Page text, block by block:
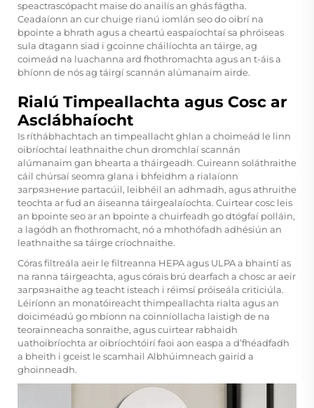
speactrascópacht maise do anailís an ghás fágtha.
Ceadaíonn an cur chuige rianú iomlán seo do oibrí na
bpointe a bhrath agus a cheartú easpaíochtaí sa phróiseas
sula dtagann siad i gcoinne cháilíochta an táirge, ag
coimeád na luachanna ard fhothromachta agus an t-áis a
bhíonn de nós ag táirgí scannán alúmanaim airde.
Rialú Timpeallachta agus Cosc ar
Asclábhaíocht
Is ríthábhachtach an timpeallacht ghlan a choimeád le linn
oibríochtaí leathnaithe chun dromchlaí scannán
alúmanaim gan bhearta a tháirgeadh. Cuireann soláthraithe
cáil chúrsaí seomra glana i bhfeidhm a rialaíonn
загрязнение partacúil, leibhéil an adhmadh, agus athruithe
teochta ar fud an áiseanna táirgealaíochta. Cuirtear cosc leis
an bpointe seo ar an bpointe a chuirfeadh go dtógfaí polláin,
a lagódh an fhothromacht, nó a mhothófadh adhésiún an
leathnaithe sa táirge críochnaithe.
Córas filtreála aeir le filtreanna HEPA agus ULPA a bhaintí as
na ranna táirgeachta, agus córais brú dearfach a chosc ar aeir
загрязнaithe ag teacht isteach i réimsí próiseála criticiúla.
Léiríonn an monatóireacht thimpeallachta rialta agus an
doiciméadú go mbíonn na coinníollacha laistigh de na
teorainneacha sonraithe, agus cuirtear rabhaidh
uathoibríochta ar oibríochtóirí faoi aon easpa a d’fhéadfadh
a bheith i gceist lescamhail Albhúimneach gairid a
ghoinneadh.